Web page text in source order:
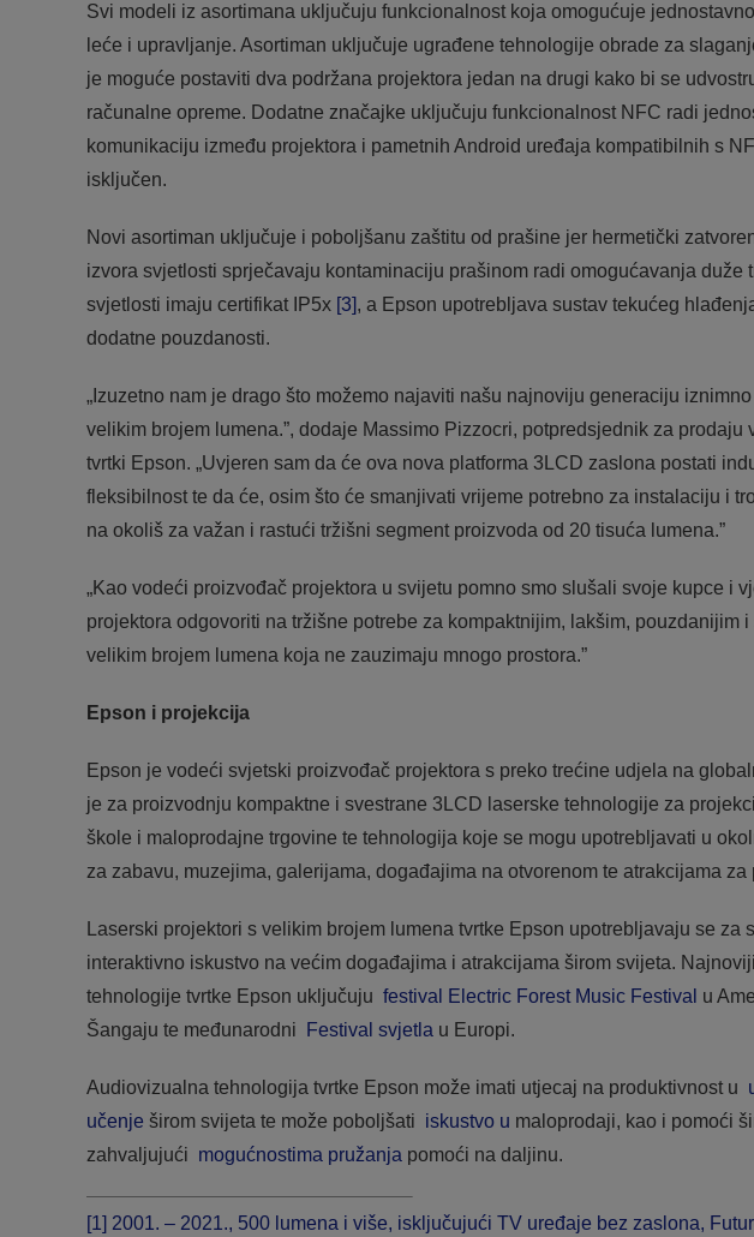
Svi modeli iz asortimana uključuju funkcionalnost koja omogućuje
leće i upravljanje. Asortiman uključuje ugrađene tehnologije obrade za
je moguće postaviti dva podržana projektora jedan na drugi kako bi se
računalne opreme. Dodatne značajke uključuju funkcionalnost NFC radi
komunikaciju između projektora i pametnih Android uređaja kompatibilnih s
isključen.
Novi asortiman uključuje i poboljšanu zaštitu od prašine jer hermetički
izvora svjetlosti sprječavaju kontaminaciju prašinom radi omogućavanja duže
svjetlosti imaju certifikat IP5x [3], a Epson upotrebljava sustav tekućeg
dodatne pouzdanosti.
„Izuzetno nam je drago što možemo najaviti našu najnoviju generaciju
velikim brojem lumena.”, dodaje Massimo Pizzocri, potpredsjednik za
tvrtki Epson. „Uvjeren sam da će ova nova platforma 3LCD zaslona postati
fleksibilnost te da će, osim što će smanjivati vrijeme potrebno za instalaciju i
na okoliš za važan i rastući tržišni segment proizvoda od 20 tisuća lumena.”
„Kao vodeći proizvođač projektora u svijetu pomno smo slušali svoje kupce i
projektora odgovoriti na tržišne potrebe za kompaktnijim, lakšim, pouzdanijim
velikim brojem lumena koja ne zauzimaju mnogo prostora.”
Epson i projekcija
Epson je vodeći svjetski proizvođač projektora s preko trećine udjela na
je za proizvodnju kompaktne i svestrane 3LCD laserske tehnologije za
škole i maloprodajne trgovine te tehnologija koje se mogu upotrebljavati u
za zabavu, muzejima, galerijama, događajima na otvorenom te atrakcijama za
Laserski projektori s velikim brojem lumena tvrtke Epson upotrebljavaju se
interaktivno iskustvo na većim događajima i atrakcijama širom svijeta.
tehnologije tvrtke Epson uključuju festival Electric Forest Music Festival u
Šangaju te međunarodni
Festival svjetla u Europi.
Audiovizualna tehnologija tvrtke Epson može imati utjecaj na produktivnost u
učenje širom svijeta te može poboljšati iskustvo u maloprodaji, kao i pomoći
zahvaljujući mogućnostima pružanja pomoći na daljinu.
[1] 2001. – 2021., 500 lumena i više, isključujući TV uređaje bez zaslona,